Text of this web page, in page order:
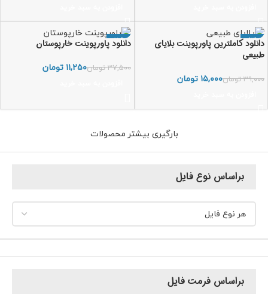
براساس نوع فایل
براساس فرمت فایل
-62%
دانلود کاملترین پاورپوینت بلایای
طبیعی
۳۹,۰۰۰تومان۱۵,۰۰۰ تومان
-70%
دانلود پاورپوینت خارپوستان
۳۷,۵۰۰تومان۱۱,۲۵۰ تومان
بارگیری بیشتر محصولات